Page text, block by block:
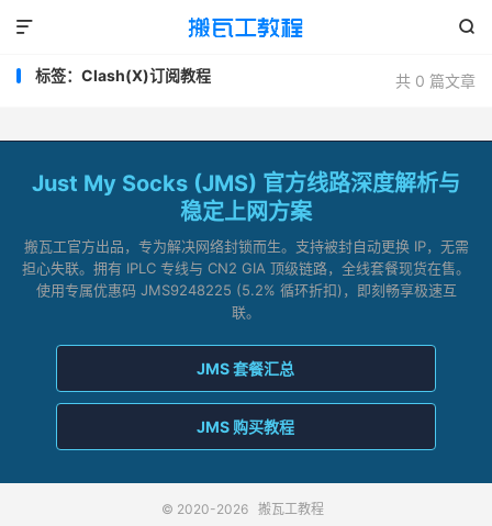


共 0 篇文章
标签：Clash(X)订阅教程
Just My Socks (JMS) 官方线路深度解析与
稳定上网方案
搬瓦工官方出品，专为解决网络封锁而生。支持被封自动更换 IP，无需
担心失联。拥有 IPLC 专线与 CN2 GIA 顶级链路，全线套餐现货在售。
使用专属优惠码 JMS9248225 (5.2% 循环折扣)，即刻畅享极速互
联。
JMS 套餐汇总
JMS 购买教程
© 2020-2026 搬瓦工教程